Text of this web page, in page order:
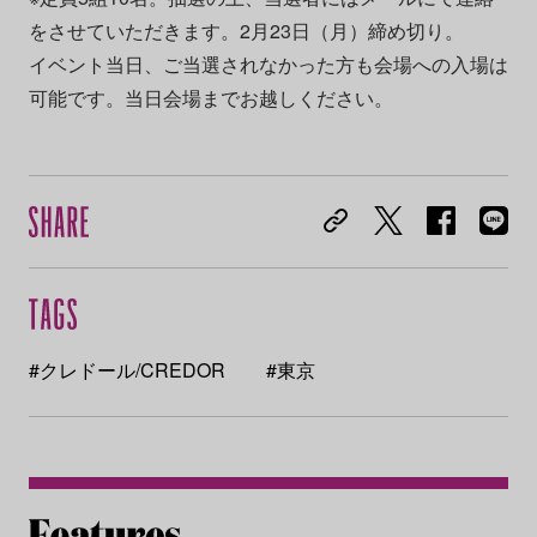
をさせていただきます。2月23日（月）締め切り。
イベント当日、ご当選されなかった方も会場への入場は
可能です。当日会場までお越しください。
#クレドール/CREDOR #東京